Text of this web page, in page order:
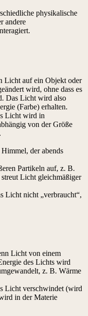
physikalische
andere
Licht auf ein Objekt oder
wird, ohne dass es
Das Licht wird also
(Farbe) erhalten.
Licht wird in
von der Größe
der abends
Partikeln auf, z. B.
Licht gleichmäßiger
Licht nicht „verbraucht“,
Licht von einem
des Lichts wird
z. B. Wärme
Licht verschwindet (wird
in der Materie